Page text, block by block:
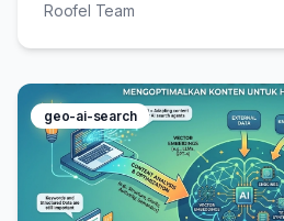
entity graph yang dipahami AI.
Roofel Team
geo-ai-search